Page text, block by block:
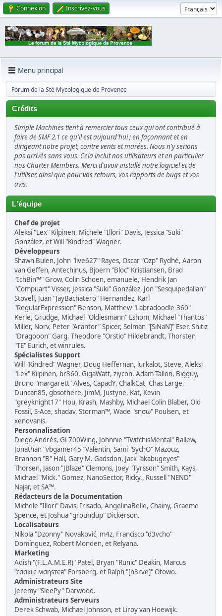
Connexion Inscrivez-vous
Menu principal
Forum de la Sté Mycologique de Provence
Crédits
Simple Machines tient à remercier tous ceux qui ont contribué à
faire de SMF 2.1 ce qu'il est aujourd'hui ; en façonnant et en
dirigeant notre projet, contre vents et marées. Nous n'y serions
pas arrivés sans vous. Cela inclut nos utilisateurs et en particulier
nos Charter Members. Merci d'avoir installé notre logiciel et de
l'utiliser, ainsi que pour vos retours, vos rapports de bugs et vos
avis.
L'équipe
Chef de projet
Aleksi "Lex" Kilpinen, Michele "Illori" Davis, Jessica "Suki"
González, et Will "Kindred" Wagner.
Développeurs
Shawn Bulen, John "live627" Rayes, Oscar "Ozp" Rydhé, Aaron
van Geffen, Antechinus, Bjoern "Bloc" Kristiansen, Brad
"IchBin™" Grow, Colin Schoen, emanuele, Hendrik Jan
"Compuart" Visser, Jessica "Suki" González, Jon "Sesquipedalian"
Stovell, Juan "JayBachatero" Hernandez, Karl
"RegularExpression" Benson, Matthew "Labradoodle-360"
Kerle, Grudge, Michael "Oldiesmann" Eshom, Michael "Thantos"
Miller, Norv, Peter "Arantor" Spicer, Selman "[SiNaN]" Eser, Shitiz
"Dragooon" Garg, Theodore "Orstio" Hildebrandt, Thorsten
"TE" Eurich, et winrules.
Spécialistes Support
Will "Kindred" Wagner, Doug Heffernan, lurkalot, Steve, Aleksi
"Lex" Kilpinen, br360, GigaWatt, ziycon, Adam Tallon, Bigguy,
Bruno "margarett" Alves, CapadY, ChalkCat, Chas Large,
Duncan85, gbsothere, JimM, Justyne, Kat, Kevin
"greyknight17" Hou, Krash, Mashby, Michael Colin Blaber, Old
Fossil, S-Ace, shadav, Storman™, Wade "sησω" Poulsen, et
xenovanis.
Personnalisation
Diego Andrés, GL700Wing, Johnnie "TwitchisMental" Ballew,
Jonathan "vbgamer45" Valentin, Sami "SychO" Mazouz,
Brannon "B" Hall, Gary M. Gadsdon, Jack "akabugeyes"
Thorsen, Jason "JBlaze" Clemons, Joey "Tyrsson" Smith, Kays,
Michael "Mick." Gomez, NanoSector, Ricky., Russell "NEND"
Najar, et SA™.
Rédacteurs de la Documentation
Michele "Illori" Davis, Irisado, AngelinaBelle, Chainy, Graeme
Spence, et Joshua "groundup" Dickerson.
Localisateurs
Nikola "Dzonny" Novaković, m4z, Francisco "d3vcho"
Domínguez, Robert Monden, et Relyana.
Marketing
Adish "(F.L.A.M.E.R)" Patel, Bryan "Runic" Deakin, Marcus
"cσσкιє мσηѕтєя" Forsberg, et Ralph "[n3rve]" Otowo.
Administrateurs Site
Jeremy "SleePy" Darwood.
Administrateurs Serveurs
Derek Schwab, Michael Johnson, et Liroy van Hoewijk.